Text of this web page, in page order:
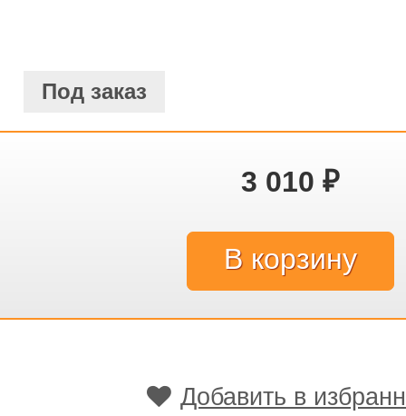
Под заказ
3 010 ₽
Добавить в